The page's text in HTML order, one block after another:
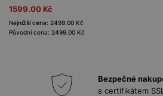
1599.00 Kč
Nejnižší cena: 2499.00 Kč
Původní cena: 2499.00 Kč
Bezpečné
s certifikátem SSL